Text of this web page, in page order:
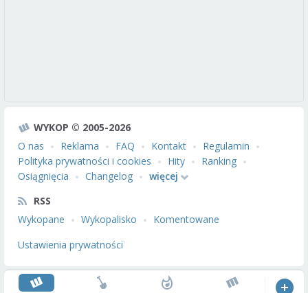
WYKOP © 2005-2026
O nas
Reklama FAQ Kontakt
Regulamin
Polityka prywatności i cookies
Hity
Ranking
Osiągnięcia
Changelog
więcej
RSS
Wykopane
Wykopalisko
Komentowane
Ustawienia prywatności